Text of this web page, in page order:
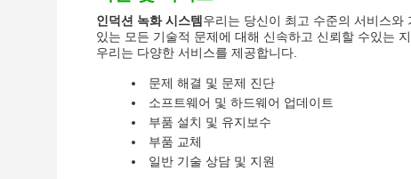
인덕션 녹화 시스템 우리는 당신이 최고 수준의 서비스
있는 모든 기술적 문제에 대해 신속하고 신뢰할 수있는
우리는 다양한 서비스를 제공합니다.
문제 해결 및 문제 진단
소프트웨어 및 하드웨어 업데이트
부품 설치 및 유지보수
부품 교체
일반 기술 상담 및 지원